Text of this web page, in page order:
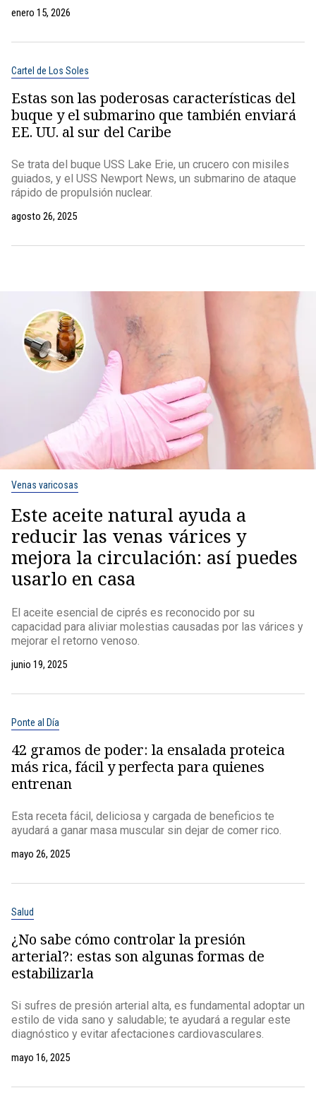
enero 15, 2026
Cartel de Los Soles
Estas son las poderosas características del
buque y el submarino que también enviará
EE. UU. al sur del Caribe
Se trata del buque USS Lake Erie, un crucero con misiles
guiados, y el USS Newport News, un submarino de ataque
rápido de propulsión nuclear.
agosto 26, 2025
Venas varicosas
Este aceite natural ayuda a
reducir las venas várices y
mejora la circulación: así puedes
usarlo en casa
El aceite esencial de ciprés es reconocido por su
capacidad para aliviar molestias causadas por las várices y
mejorar el retorno venoso.
junio 19, 2025
Ponte al Día
42 gramos de poder: la ensalada proteica
más rica, fácil y perfecta para quienes
entrenan
Esta receta fácil, deliciosa y cargada de beneficios te
ayudará a ganar masa muscular sin dejar de comer rico.
mayo 26, 2025
Salud
¿No sabe cómo controlar la presión
arterial?: estas son algunas formas de
estabilizarla
Si sufres de presión arterial alta, es fundamental adoptar un
estilo de vida sano y saludable; te ayudará a regular este
diagnóstico y evitar afectaciones cardiovasculares.
mayo 16, 2025